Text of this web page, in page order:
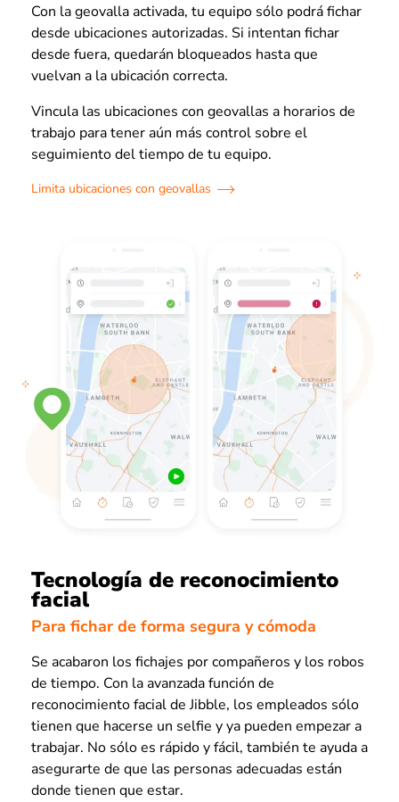
Con la geovalla activada, tu equipo sólo podrá fichar
desde ubicaciones autorizadas. Si intentan fichar
desde fuera, quedarán bloqueados hasta que
vuelvan a la ubicación correcta.
Vincula las ubicaciones con geovallas a horarios de
trabajo para tener aún más control sobre el
seguimiento del tiempo de tu equipo.
Limita ubicaciones con geovallas
Tecnología de reconocimiento
facial
Para fichar de forma segura y cómoda
Se acabaron los fichajes por compañeros y los robos
de tiempo. Con la avanzada función de
reconocimiento facial de Jibble, los empleados sólo
tienen que hacerse un selfie y ya pueden empezar a
trabajar. No sólo es rápido y fácil, también te ayuda a
asegurarte de que las personas adecuadas están
donde tienen que estar.